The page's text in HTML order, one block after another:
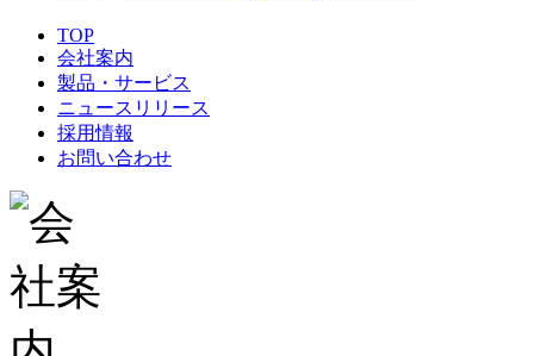
TOP
会社案内
製品・サービス
ニュースリリース
採用情報
お問い合わせ